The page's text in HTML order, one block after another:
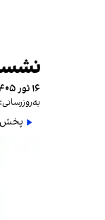
۱۶ ثور ۱۴۰۵، ۱۷:۲۵ (‎+۱ گرینویچ)
به‌روزرسانی: ۱۹:۰۴ (‎+۱ گرینویچ)
پخش